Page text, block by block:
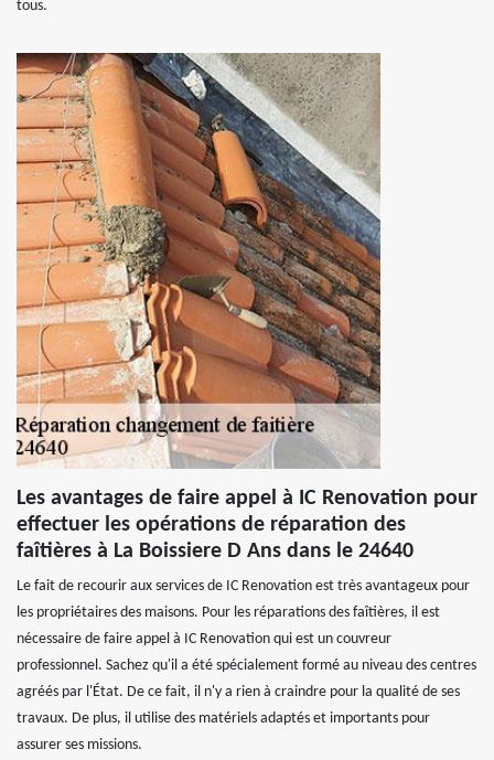
tous.
Les avantages de faire appel à IC Renovation pour
effectuer les opérations de réparation des
faîtières à La Boissiere D Ans dans le 24640
Le fait de recourir aux services de IC Renovation est très avantageux pour
les propriétaires des maisons. Pour les réparations des faîtières, il est
nécessaire de faire appel à IC Renovation qui est un couvreur
professionnel. Sachez qu'il a été spécialement formé au niveau des centres
agréés par l'État. De ce fait, il n'y a rien à craindre pour la qualité de ses
travaux. De plus, il utilise des matériels adaptés et importants pour
assurer ses missions.